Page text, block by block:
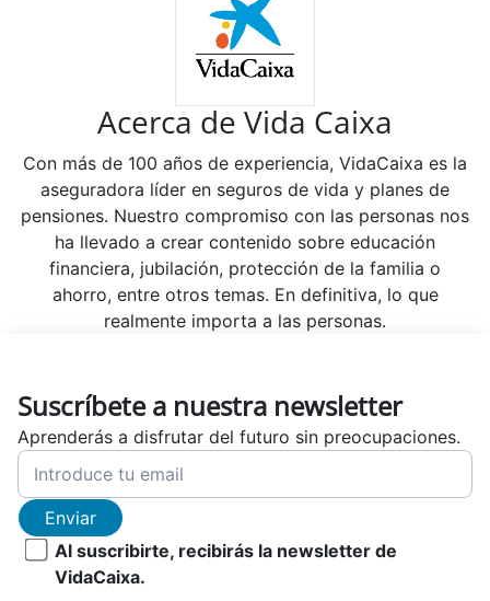
Acerca de Vida Caixa
Con más de 100 años de experiencia, VidaCaixa es la
aseguradora líder en seguros de vida y planes de
pensiones. Nuestro compromiso con las personas nos
ha llevado a crear contenido sobre educación
financiera, jubilación, protección de la familia o
ahorro, entre otros temas. En definitiva, lo que
realmente importa a las personas.
Suscríbete a nuestra newsletter
Aprenderás a disfrutar del futuro sin preocupaciones.
Enviar
Al suscribirte, recibirás la newsletter de
VidaCaixa.